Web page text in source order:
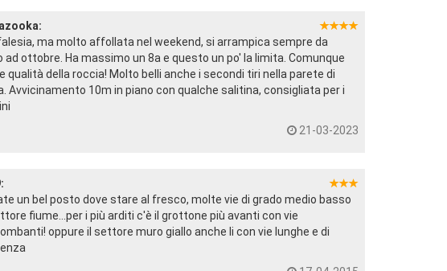
ma molto affollata nel weekend, si arrampica sempre da
ad ottobre. Ha massimo un 8a e questo un po' la limita. Comunque
qualità della roccia! Molto belli anche i secondi tiri nella parete di
Avvicinamento 10m in piano con qualche salitina, consigliata per i
21-03-2023
un bel posto dove stare al fresco, molte vie di grado medio basso
fiume...per i più arditi c'è il grottone più avanti con vie
oppure il settore muro giallo anche li con vie lunghe e di